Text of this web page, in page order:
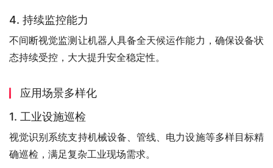
4. 持续监控能力
不间断视觉监测让机器人具备全天候运作能力，确保设备状
态持续受控，大大提升安全稳定性。
应用场景多样化
1. 工业设施巡检
视觉识别系统支持机械设备、管线、电力设施等多样目标精
确巡检，满足复杂工业现场需求。